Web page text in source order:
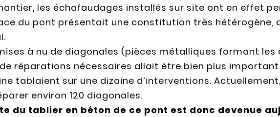
les échafaudages installés sur site ont en effet
du pont présentait une constitution très hétérogène,
à nu de diagonales (pièces métalliques formant
réparations nécessaires allait être bien plus important
tablaient sur une dizaine d’interventions.
environ 120 diagonales.
du tablier en béton de ce pont est donc devenue